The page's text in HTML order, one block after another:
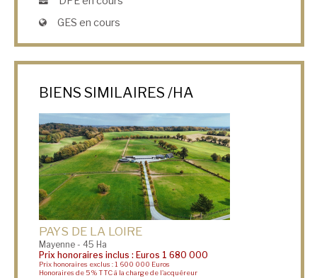
GES en cours
BIENS SIMILAIRES /HA
PAYS DE LA LOIRE
Mayenne - 45 Ha
Prix honoraires inclus : Euros 1 680 000
Prix honoraires exclus : 1 600 000 Euros
Honoraires de 5 % TTC à la charge de l'acquéreur